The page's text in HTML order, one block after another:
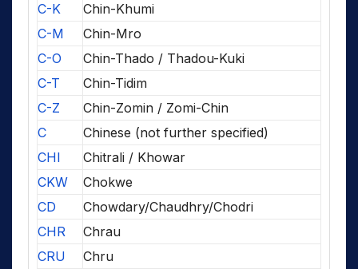
C-K
Chin-Khumi
C-M
Chin-Mro
C-O
Chin-Thado / Thadou-Kuki
C-T
Chin-Tidim
C-Z
Chin-Zomin / Zomi-Chin
C
Chinese (not further specified)
CHI
Chitrali / Khowar
CKW
Chokwe
CD
Chowdary/Chaudhry/Chodri
CHR
Chrau
CRU
Chru